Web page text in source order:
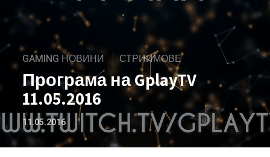
GAMING НОВИНИ СТРИИМОВЕ
Програма на GplayTV
11.05.2016
11.05.2016